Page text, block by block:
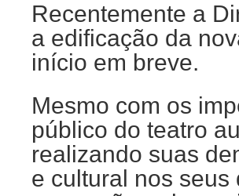
Recentemente a
a edificação da
início em breve.
Mesmo com os
público do teatro
realizando suas
e cultural nos